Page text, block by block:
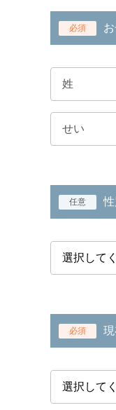
必須
任意 性
必須